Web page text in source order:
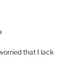
that I lack